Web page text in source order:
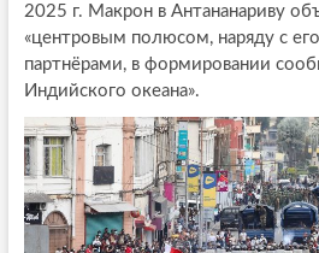
2025 г. Макрон в Антананариву
«центровым полюсом, наряду с
партнёрами, в формировании
Индийского океана».